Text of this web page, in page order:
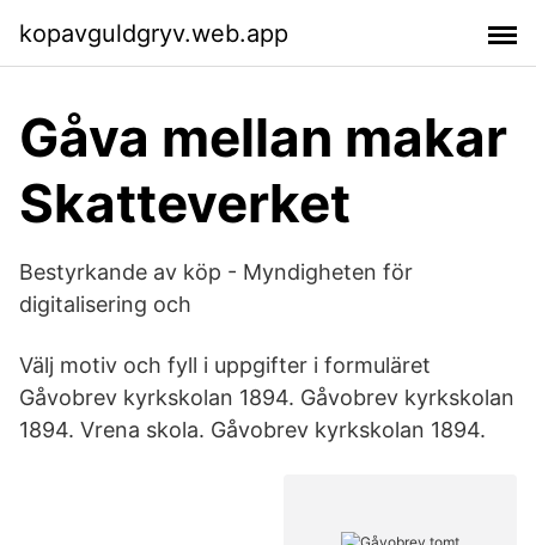
kopavguldgryv.web.app
Gåva mellan makar
Skatteverket
Bestyrkande av köp - Myndigheten för
digitalisering och
Välj motiv och fyll i uppgifter i formuläret
Gåvobrev kyrkskolan 1894. Gåvobrev kyrkskolan
1894. Vrena skola. Gåvobrev kyrkskolan 1894.